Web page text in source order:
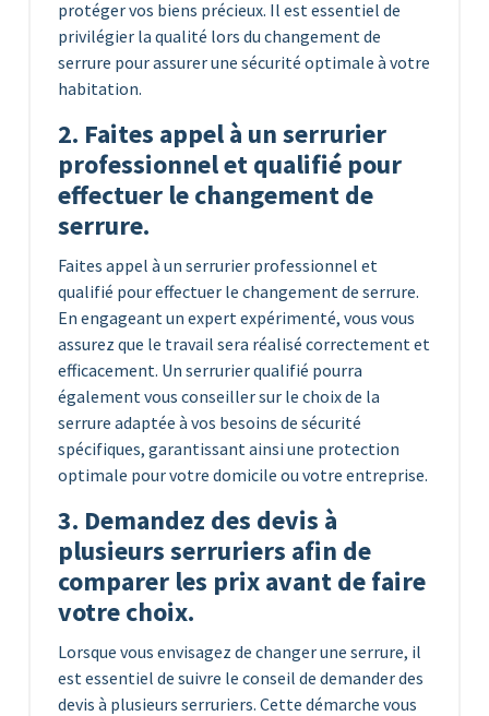
protéger vos biens précieux. Il est essentiel de
privilégier la qualité lors du changement de
serrure pour assurer une sécurité optimale à votre
habitation.
2. Faites appel à un serrurier
professionnel et qualifié pour
effectuer le changement de
serrure.
Faites appel à un serrurier professionnel et
qualifié pour effectuer le changement de serrure.
En engageant un expert expérimenté, vous vous
assurez que le travail sera réalisé correctement et
efficacement. Un serrurier qualifié pourra
également vous conseiller sur le choix de la
serrure adaptée à vos besoins de sécurité
spécifiques, garantissant ainsi une protection
optimale pour votre domicile ou votre entreprise.
3. Demandez des devis à
plusieurs serruriers afin de
comparer les prix avant de faire
votre choix.
Lorsque vous envisagez de changer une serrure, il
est essentiel de suivre le conseil de demander des
devis à plusieurs serruriers. Cette démarche vous